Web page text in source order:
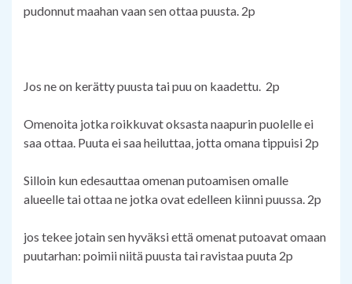
pudonnut maahan vaan sen ottaa puusta. 2p
Jos ne on kerätty puusta tai puu on kaadettu. 2p
Omenoita jotka roikkuvat oksasta naapurin puolelle ei
saa ottaa. Puuta ei saa heiluttaa, jotta omana tippuisi 2p
Silloin kun edesauttaa omenan putoamisen omalle
alueelle tai ottaa ne jotka ovat edelleen kiinni puussa. 2p
jos tekee jotain sen hyväksi että omenat putoavat omaan
puutarhan: poimii niitä puusta tai ravistaa puuta 2p